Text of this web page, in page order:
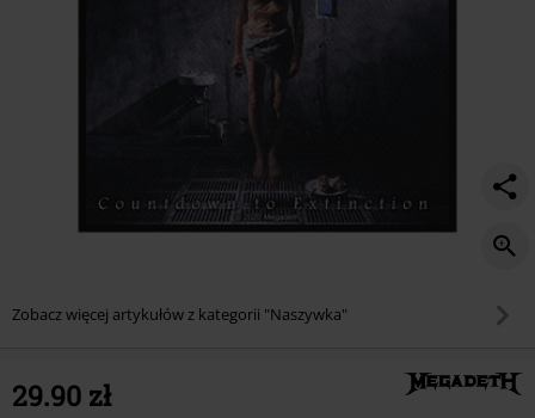
Zobacz więcej artykułów z kategorii "Naszywka"
29.90 zł